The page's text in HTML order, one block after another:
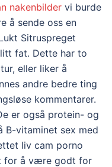
nakenbilder vi burde
å sende oss en
Sitruspreget
fat. Dette har to
eller liker å
andre bedre ting
kommentarer.
er også protein- og
vitaminet sex med
liv cam porno
for å være godt for